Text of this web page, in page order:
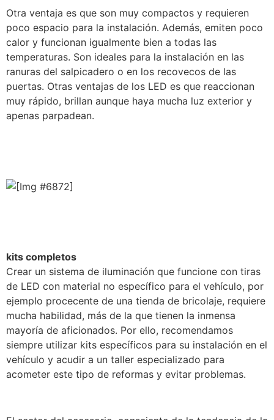
Otra ventaja es que son muy compactos y requieren
poco espacio para la instalación. Además, emiten poco
calor y funcionan igualmente bien a todas las
temperaturas. Son ideales para la instalación en las
ranuras del salpicadero o en los recovecos de las
puertas. Otras ventajas de los LED es que reaccionan
muy rápido, brillan aunque haya mucha luz exterior y
apenas parpadean.
kits completos
Crear un sistema de iluminación que funcione con tiras
de LED con material no específico para el vehículo, por
ejemplo procecente de una tienda de bricolaje, requiere
mucha habilidad, más de la que tienen la inmensa
mayoría de aficionados. Por ello, recomendamos
siempre utilizar kits específicos para su instalación en el
vehículo y acudir a un taller especializado para
acometer este tipo de reformas y evitar problemas.